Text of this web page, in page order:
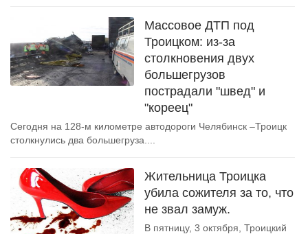
Массовое ДТП под
Троицком: из-за
столкновения двух
большегрузов
пострадали "швед" и
"кореец"
Сегодня на 128-м километре автодороги Челябинск –Троицк
столкнулись два большегруза....
Жительница Троицка
убила сожителя за то, что
не звал замуж.
В пятницу, 3 октября, Троицкий